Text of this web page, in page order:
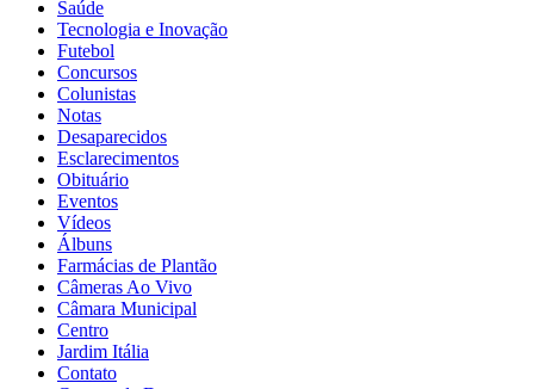
Saúde
Tecnologia e Inovação
Futebol
Concursos
Colunistas
Notas
Desaparecidos
Esclarecimentos
Obituário
Eventos
Vídeos
Álbuns
Farmácias de Plantão
Câmeras Ao Vivo
Câmara Municipal
Centro
Jardim Itália
Contato